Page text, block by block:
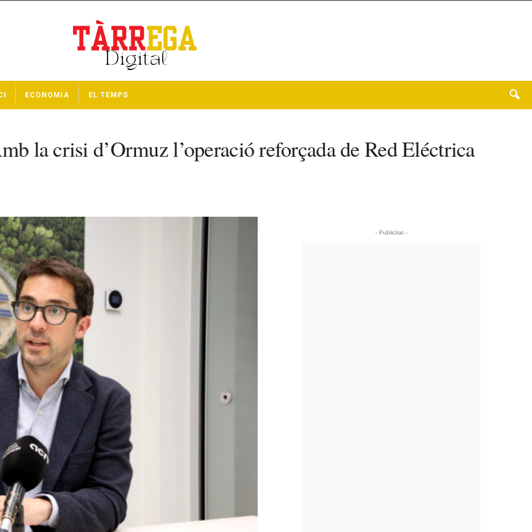
ECONOMIA EL TEMPS
la crisi d’Ormuz l’operació reforçada de Red Eléctrica
- Publicitat -